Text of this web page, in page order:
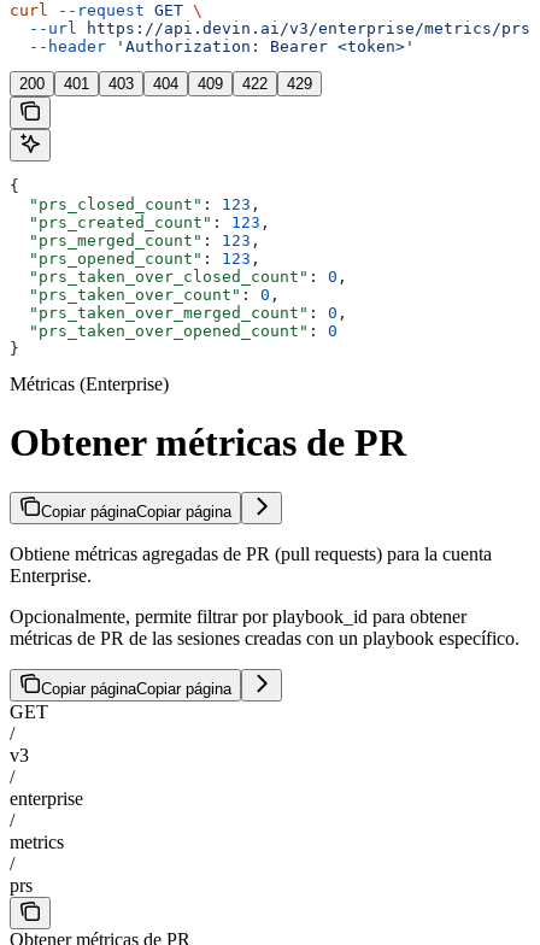
curl --request GET \
  --url
https://api.devin.ai/v3/enterprise/metrics/prs
  --header
'Authorization: Bearer <token>'
200 401 403 404 409 422 429
{
  "prs_closed_count"
: 123 ,
  "prs_created_count"
: 123 ,
  "prs_merged_count"
: 123 ,
  "prs_opened_count"
: 123 ,
  "prs_taken_over_closed_count"
: 0 ,
  "prs_taken_over_count"
: 0 ,
  "prs_taken_over_merged_count"
: 0 ,
  "prs_taken_over_opened_count"
: 0
}
Métricas (Enterprise)
Obtener métricas de PR
Copiar páginaCopiar página
Obtiene métricas agregadas de PR (pull requests) para la cuenta
Enterprise.
Opcionalmente, permite filtrar por playbook_id para obtener
métricas de PR de las sesiones creadas con un playbook específico.
Copiar páginaCopiar página
GET
/
v3
/
enterprise
/
metrics
/
prs
Obtener métricas de PR